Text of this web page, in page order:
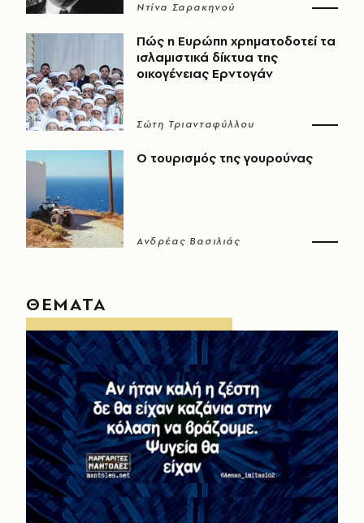
Ντίνα Σαρακηνού
Πώς η Ευρώπη χρηματοδοτεί τα
ισλαμιστικά δίκτυα της
οικογένειας Ερντογάν
Σώτη Τριανταφύλλου
Ο τουρισμός της γουρούνας
Ανδρέας Βασιλιάς
ΘΕΜΑΤΑ